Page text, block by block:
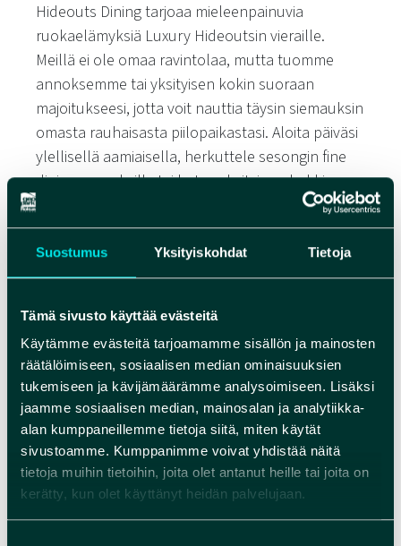
Suostumus Yksityiskohdat Tietoja
Tämä sivusto käyttää evästeitä
Käytämme evästeitä tarjoamamme sisällön ja mainosten
räätälöimiseen, sosiaalisen median ominaisuuksien
tukemiseen ja kävijämäärämme analysoimiseen. Lisäksi
jaamme sosiaalisen median, mainosalan ja analytiikka-
alan kumppaneillemme tietoja siitä, miten käytät
sivustoamme. Kumppanimme voivat yhdistää näitä
tietoja muihin tietoihin, joita olet antanut heille tai joita on
kerätty, kun olet käyttänyt heidän palvelujaan.
Hideouts Dining tarjoaa mieleenpainuvia
ruokaelämyksiä Luxury Hideoutsin vieraille.
Meillä ei ole omaa ravintolaa, mutta tuomme
annoksemme tai yksityisen kokin suoraan
majoitukseesi, jotta voit nauttia täysin siemauksin
omasta rauhaisasta piilopaikastasi. Aloita päiväsi
ylellisellä aamiaisella, herkuttele sesongin fine
dining -annoksilla tai kutsu yksityinen kokki
Ruokalistamme vaihtuvat vuodenaikojen mukaan
ja valmistetaan paikallisista raaka-aineista –
Teemme yhteistyötä alueen tuottajien kanssa
esitelläksemme seudun parhaita makuja:
viljatuotteemme tulevat Kinnusen Myllyltä,
lihamme lähitiloilta, kalat Oulujärven kalastajilta
ja resepteissämme käytämme myös Vaalan
Juustolan herkullisia juustoja.
Rentoudu, nauti ja antaudu pohjoisen puhtaiden
makujen maailmaan.